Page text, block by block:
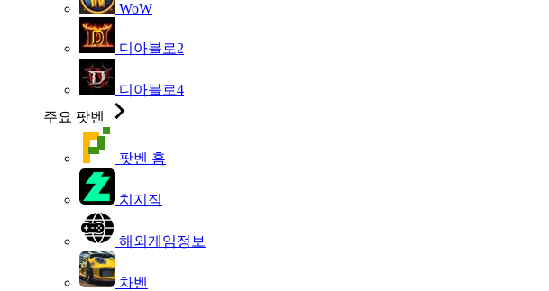
WoW
디아블로2
디아블로4
주요 팟벤
팟벤 홈
치지직
해외게임정보
차벤